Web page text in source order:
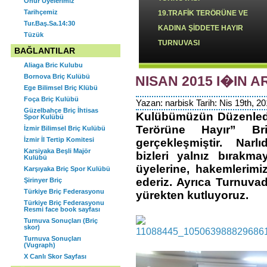
19.TRAFİK TERÖRÜNE VE
KADINA ŞİDDETE HAYIR
TURNUVASI
18.TRAFİK TERÖRÜ VE
ŞİDDETE HAYIR TURNUVASI
2024 YILI OLAĞAN GENEL
KURULU SONUCU ORGANLAR
ŞU ŞEKİLDE OLUŞMUŞTUR.
NISAN 2015 I�IN
Yazan: narbisk Tarih: Nis 19th,
Kulübümüzün
Terörüne Hayır”
gerçekleşmiştir.
bizleri yalnız
üyelerine,
ederiz. Ayrıca
yürekten kutluyoruz.
Tarihçemiz
Tur.Baş.Sa.14:30
Tüzük
BAĞLANTILAR
Aliaga Bric Kulubu
Bornova Briç Kulübü
Ege Bilimsel Briç Klübü
Foça Briç Kulübü
Güzelbahçe Briç İhtisas
Spor Kulübü
İzmir Bilimsel Briç Kulübü
İzmir İl Tertip Komitesi
Karsiyaka Beşli Majör
Kulübü
Karşıyaka Briç Spor Kulübü
Şirinyer Briç
Türkiye Briç Federasyonu
Türkiye Briç Federasyonu
Resmi face book sayfası
Turnuva Sonuçları (Briç
skor)
Turnuva Sonuçları
(Vugraph)
X Canlı Skor Sayfası